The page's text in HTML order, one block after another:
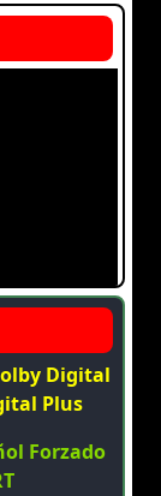
Digital
Plus
Forzado